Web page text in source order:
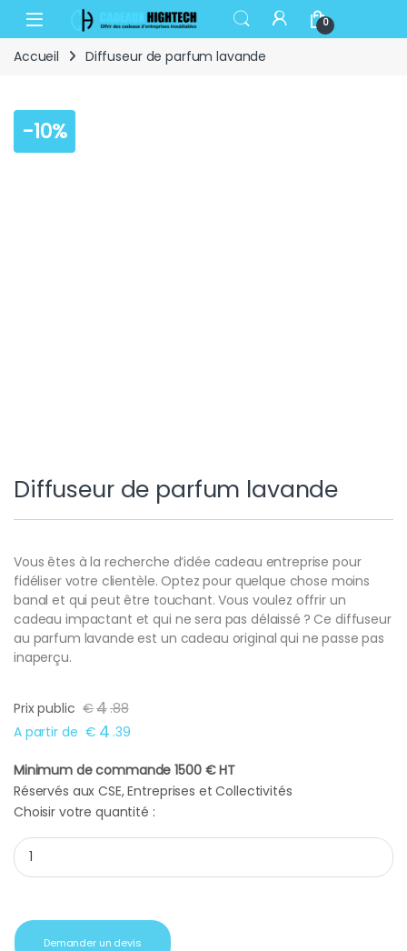
Skip to navigation
Skip to content
Open 0
Accueil Diffuseur de parfum lavande
-10%
Diffuseur de parfum lavande
Vous êtes à la recherche d’idée cadeau entreprise pour
fidéliser votre clientèle. Optez pour quelque chose moins
banal et qui peut être touchant. Vous voulez offrir un
cadeau impactant et qui ne sera pas délaissé ? Ce diffuseur
au parfum lavande est un cadeau original qui ne passe pas
inaperçu.
Prix public €4.88
A partir de € 4 .39
Minimum de commande 1500 € HT
Réservés aux CSE, Entreprises et Collectivités
Choisir votre quantité :
Diffuseur de parfum lavande quantity
Demander un devis